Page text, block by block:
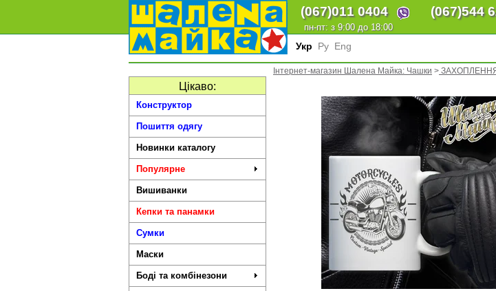
(067)011 0404 (067)544
пн-пт: з 9:00 до 18:00
Укр Ру Eng
Цікаво:
Конструктор
Пошиття одягу
Новинки каталогу
Популярне
Вишиванки
Кепки та панамки
Сумки
Маски
Боді та комбінезони
Інтернет-магазин Шалена Майка: Чашки >